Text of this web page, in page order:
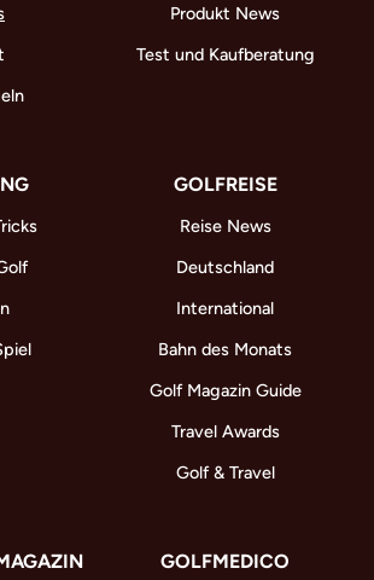
Produkt News
Test und Kaufberatung
GOLFREISE
Reise News
Deutschland
International
Bahn des Monats
Golf Magazin Guide
Travel Awards
Golf & Travel
GOLFMEDICO